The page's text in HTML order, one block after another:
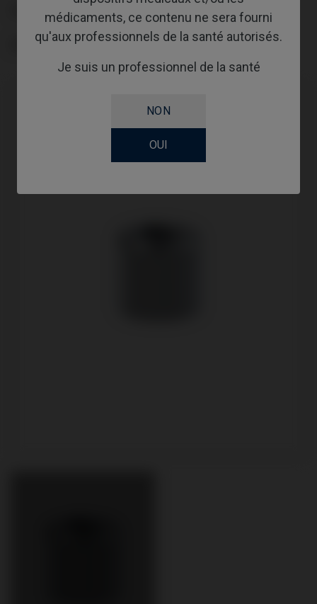
médicaments, ce contenu ne sera fourni
qu'aux professionnels de la santé autorisés.
Je suis un professionnel de la santé
NON
OUI
PLATE-FORME
GINGIVALHEIGHT